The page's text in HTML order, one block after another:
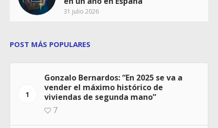
31 julio 2026
POST MÁS POPULARES
1
Gonzalo Bernardos: “En 2025 se va a
vender el máximo histórico de
viviendas de segunda mano”
7